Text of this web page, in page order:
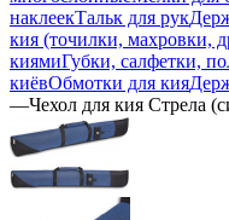
наклеекТальк для рук
кия (точилки, махровки,
киямиГубки, салфетки,
киёвОбмотки для кия
—Чехол для кия Стрела